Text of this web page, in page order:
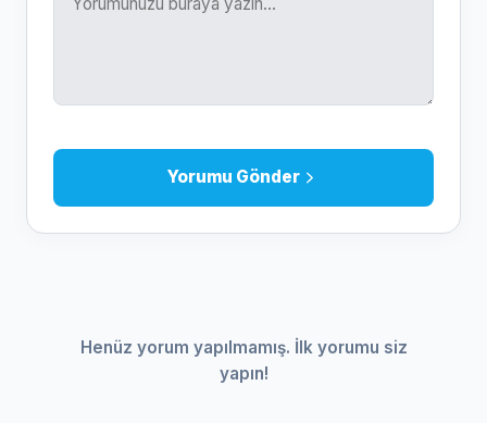
Yorumu Gönder
Henüz yorum yapılmamış. İlk yorumu siz
yapın!